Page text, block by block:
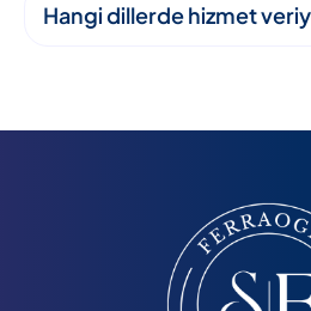
Hangi dillerde hizmet